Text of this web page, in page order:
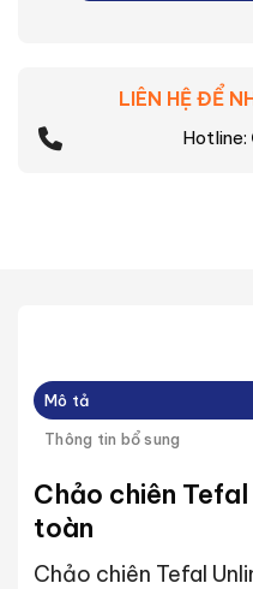
LIÊN HỆ ĐỂ
Hotline:
Mô tả
Thông tin bổ sung
Chảo chiên
toàn
Chảo chiên Tefal